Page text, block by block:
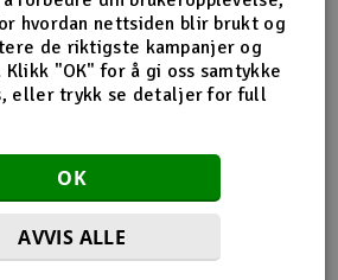
en venn Anmeldelser
L - 1.5mm
hvordan nettsiden blir brukt og
de riktigste kampanjer og
"OK" for å gi oss samtykke
eller trykk se detaljer for full
OK
AVVIS ALLE